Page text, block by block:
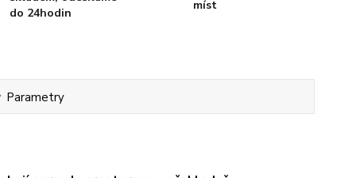
do 24hodin
míst
Parametry